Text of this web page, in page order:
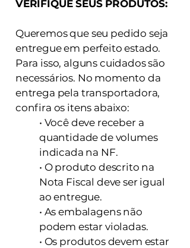
VERIFIQUE SEUS PRODUTOS:
Queremos que seu pedido seja
entregue em perfeito estado.
Para isso, alguns cuidados são
necessários. No momento da
entrega pela transportadora,
confira os itens abaixo:
• Você deve receber a
quantidade de volumes
indicada na NF.
• O produto descrito na
Nota Fiscal deve ser igual
ao entregue.
• As embalagens não
podem estar violadas.
• Os produtos devem estar